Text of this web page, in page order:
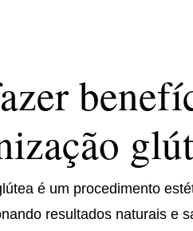
é um procedimento
resultados naturais e